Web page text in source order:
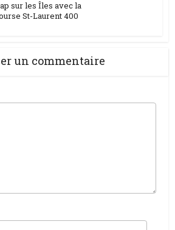
sur les Îles avec la
St-Laurent 400
un commentaire